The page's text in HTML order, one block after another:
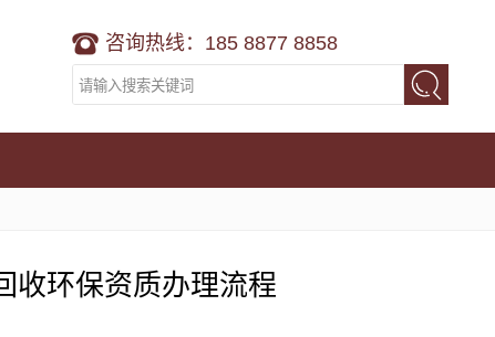
咨询热线：185 8877 8858
收环保资质办理流程